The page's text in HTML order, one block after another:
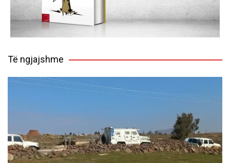
Të ngjajshme